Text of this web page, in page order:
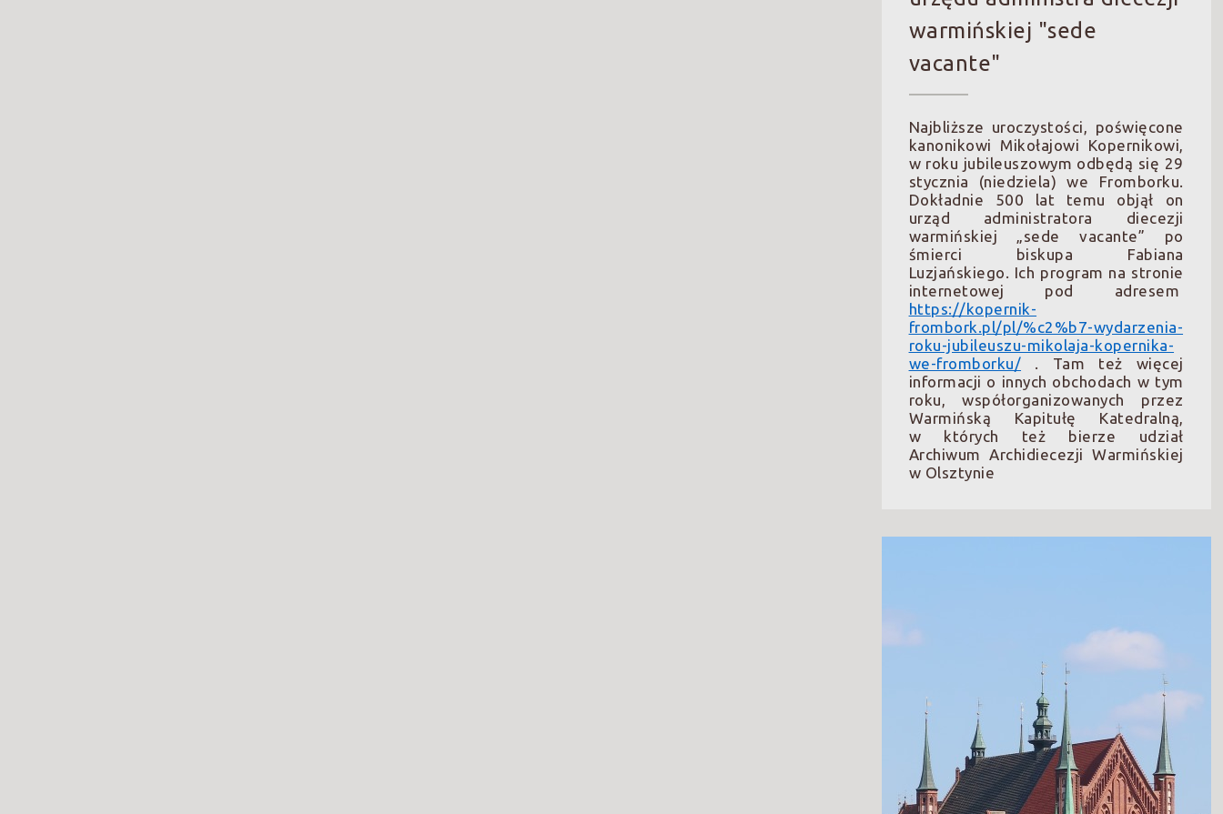
warmińskiej "sede
vacante"
Najbliższe uroczystości, poświęcone
kanonikowi Mikołajowi Kopernikowi,
w roku jubileuszowym odbędą się 29
stycznia (niedziela) we Fromborku.
Dokładnie 500 lat temu objął on
urząd administratora diecezji
warmińskiej „sede vacante” po
śmierci biskupa Fabiana
Luzjańskiego. Ich program na stronie
internetowej pod adresem
https://kopernik-
frombork.pl/pl/%c2%b7-wydarzenia-
roku-jubileuszu-mikolaja-kopernika-
we-fromborku/ . Tam też więcej
informacji o innych obchodach w tym
roku, współorganizowanych przez
Warmińską Kapitułę Katedralną,
w których też bierze udział
Archiwum Archidiecezji Warmińskiej
w Olsztynie